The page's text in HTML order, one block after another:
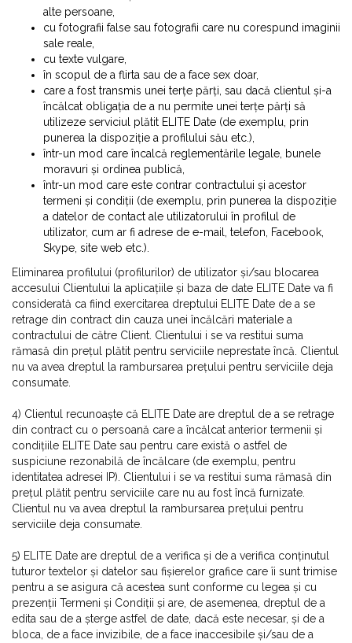
alte persoane,
cu fotografii false sau fotografii care nu corespund imaginii
sale reale,
cu texte vulgare,
în scopul de a flirta sau de a face sex doar,
care a fost transmis unei terțe părți, sau dacă clientul și-a
încălcat obligația de a nu permite unei terțe părți să
utilizeze serviciul plătit ELITE Date (de exemplu, prin
punerea la dispoziție a profilului său etc.),
într-un mod care încalcă reglementările legale, bunele
moravuri și ordinea publică,
într-un mod care este contrar contractului și acestor
termeni și condiții (de exemplu, prin punerea la dispoziție
a datelor de contact ale utilizatorului în profilul de
utilizator, cum ar fi adrese de e-mail, telefon, Facebook,
Skype, site web etc.).
Eliminarea profilului (profilurilor) de utilizator și/sau blocarea
accesului Clientului la aplicațiile și baza de date ELITE Date va fi
considerată ca fiind exercitarea dreptului ELITE Date de a se
retrage din contract din cauza unei încălcări materiale a
contractului de către Client. Clientului i se va restitui suma
rămasă din prețul plătit pentru serviciile neprestate încă. Clientul
nu va avea dreptul la rambursarea prețului pentru serviciile deja
consumate.
4) Clientul recunoaște că ELITE Date are dreptul de a se retrage
din contract cu o persoană care a încălcat anterior termenii și
condițiile ELITE Date sau pentru care există o astfel de
suspiciune rezonabilă de încălcare (de exemplu, pentru
identitatea adresei IP). Clientului i se va restitui suma rămasă din
prețul plătit pentru serviciile care nu au fost încă furnizate.
Clientul nu va avea dreptul la rambursarea prețului pentru
serviciile deja consumate.
5) ELITE Date are dreptul de a verifica și de a verifica conținutul
tuturor textelor și datelor sau fișierelor grafice care îi sunt trimise
pentru a se asigura că acestea sunt conforme cu legea și cu
prezenții Termeni și Condiții și are, de asemenea, dreptul de a
edita sau de a șterge astfel de date, dacă este necesar, și de a
bloca, de a face invizibile, de a face inaccesibile și/sau de a